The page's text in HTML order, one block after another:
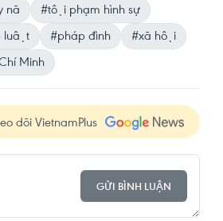
nã
#tội phạm hình sự
luật #pháp đình
#xã hội
Minh
dõi VietnamPlus
GỬI BÌNH LUẬN